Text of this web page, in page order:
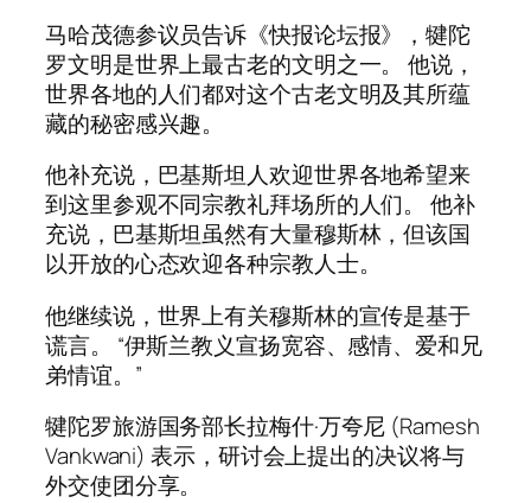
马哈茂德参议员告诉《快报论坛报》，犍陀
罗文明是世界上最古老的文明之一。 他说，
世界各地的人们都对这个古老文明及其所蕴
藏的秘密感兴趣。
他补充说，巴基斯坦人欢迎世界各地希望来
到这里参观不同宗教礼拜场所的人们。 他补
充说，巴基斯坦虽然有大量穆斯林，但该国
以开放的心态欢迎各种宗教人士。
他继续说，世界上有关穆斯林的宣传是基于
谎言。 “伊斯兰教义宣扬宽容、感情、爱和兄
弟情谊。”
犍陀罗旅游国务部长拉梅什·万夸尼 (Ramesh
Vankwani) 表示，研讨会上提出的决议将与
外交使团分享。